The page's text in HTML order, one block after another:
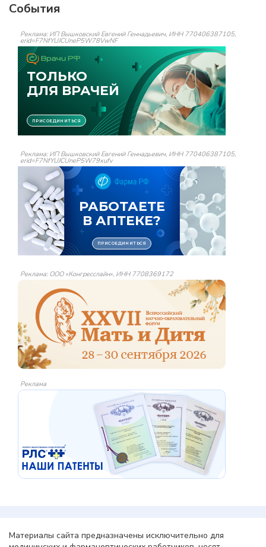
События
Реклама: ИП Вышковский Евгений Геннадьевич, ИНН 770406387105,
erid=F7NfYUJCUneP5W78VwNF
Реклама: ИП Вышковский Евгений Геннадьевич, ИНН 770406387105,
erid=F7NfYUJCUneP5W79xufv
Реклама: ООО «Конгресслайн», ИНН 7708369172
Реклама
Материалы сайта предназначены исключительно для